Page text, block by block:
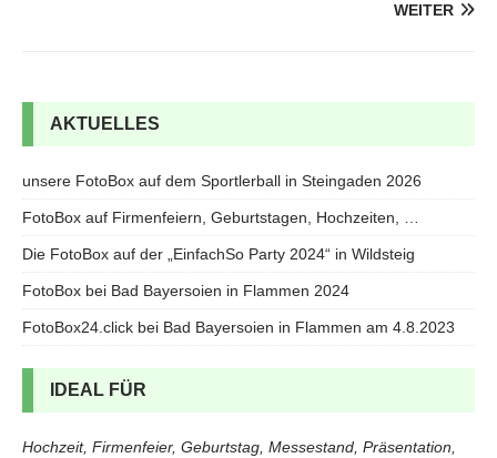
WEITER
AKTUELLES
unsere FotoBox auf dem Sportlerball in Steingaden 2026
FotoBox auf Firmenfeiern, Geburtstagen, Hochzeiten, …
Die FotoBox auf der „EinfachSo Party 2024“ in Wildsteig
FotoBox bei Bad Bayersoien in Flammen 2024
FotoBox24.click bei Bad Bayersoien in Flammen am 4.8.2023
IDEAL FÜR
Hochzeit, Firmenfeier, Geburtstag, Messestand, Präsentation,